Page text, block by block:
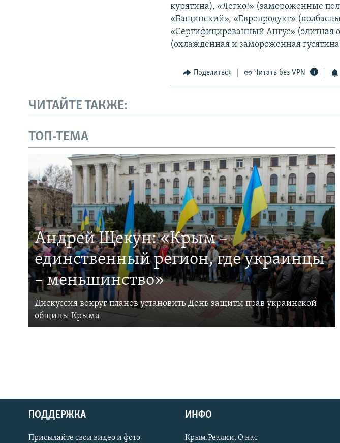
Українською
курятина), «Легко!» (замороженные
«Бащинский», «Европродукт»
«Сертифицированный Ангус» (элитная
(охлажденная и замороженная
Поделиться Читать без VPN
ЧИТАЙТЕ ТАКЖЕ:
ТОП-ТЕМА
Андрей Щекун: «Крым –
единственный регион, где украинцы
– меньшинство»
Дискуссия вокруг планов установить День защиты прав украинской
общины Крыма
ПОДДЕРЖКА
Присылайте свои видео и фото
ИНФО
Крым.Реалии. О нас